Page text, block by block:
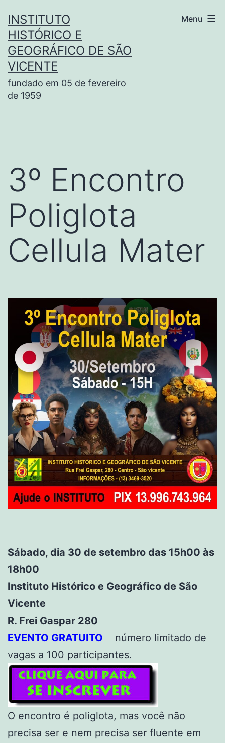
para
conteúdo
INSTITUTO
HISTÓRICO E
GEOGRÁFICO DE SÃO
VICENTE
fundado em 05 de fevereiro
de 1959
Menu
3º Encontro
Poliglota
Cellula Mater
Sábado, dia 30 de setembro das 15h00 às
18h00
Instituto Histórico e Geográfico de São
Vicente
R. Frei Gaspar 280
EVENTO GRATUITO número limitado de
vagas a 100 participantes.
O encontro é poliglota, mas você não
precisa ser e nem precisa ser fluente em